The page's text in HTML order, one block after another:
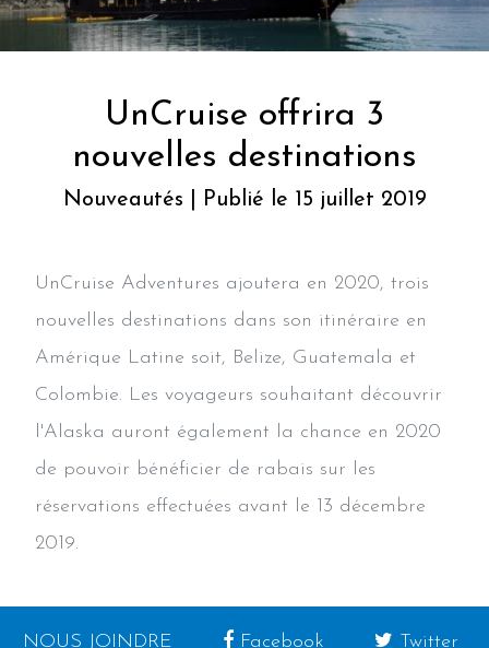
UnCruise offrira 3
nouvelles destinations
Nouveautés | Publié le 15 juillet 2019
UnCruise Adventures ajoutera en 2020, trois
nouvelles destinations dans son itinéraire en
Amérique Latine soit, Belize, Guatemala et
Colombie. Les voyageurs souhaitant découvrir
l'Alaska auront également la chance en 2020
de pouvoir bénéficier de rabais sur les
réservations effectuées avant le 13 décembre
2019.
NOUS JOINDRE Facebook Twitter